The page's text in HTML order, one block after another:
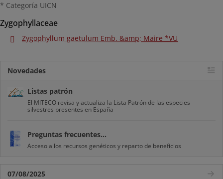
* Categoría UICN
Zygophyllaceae
Zygophyllum gaetulum Emb. &amp; Maire *VU
Novedades
Listas patrón
El MITECO revisa y actualiza la Lista Patrón de las especies
silvestres presentes en España
Preguntas frecuentes...
Acceso a los recursos genéticos y reparto de beneficios
07/08/2025